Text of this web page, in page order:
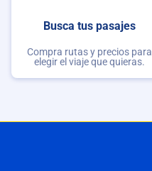
Busca tus pasajes
Compra rutas y precios para
elegir el viaje que quieras.